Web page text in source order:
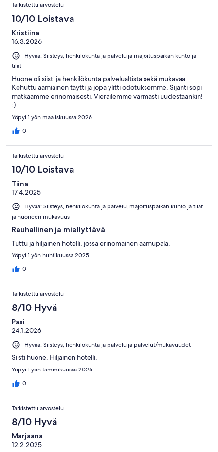
Tarkistettu arvostelu
10/10 Loistava
Kristiina
16.3.2026
Hyvää: Siisteys, henkilökunta ja palvelu ja majoituspaikan kunto ja
tilat
Huone oli siisti ja henkilökunta palvelualtista sekä mukavaa.
Kehuttu aamiainen täytti ja jopa ylitti odotuksemme. Sijanti sopi
matkaamme erinomaisesti. Vierailemme varmasti uudestaankin!
:)
Yöpyi 1 yön maaliskuussa 2026
0
Tarkistettu arvostelu
10/10 Loistava
Tiina
17.4.2025
Hyvää: Siisteys, henkilökunta ja palvelu, majoituspaikan kunto ja tilat
ja huoneen mukavuus
Rauhallinen ja miellyttävä
Tuttu ja hiljainen hotelli, jossa erinomainen aamupala.
Yöpyi 1 yön huhtikuussa 2025
0
Tarkistettu arvostelu
8/10 Hyvä
Pasi
24.1.2026
Hyvää: Siisteys, henkilökunta ja palvelu ja palvelut/mukavuudet
Siisti huone. Hiljainen hotelli.
Yöpyi 1 yön tammikuussa 2026
0
Tarkistettu arvostelu
8/10 Hyvä
Marjaana
12.2.2025